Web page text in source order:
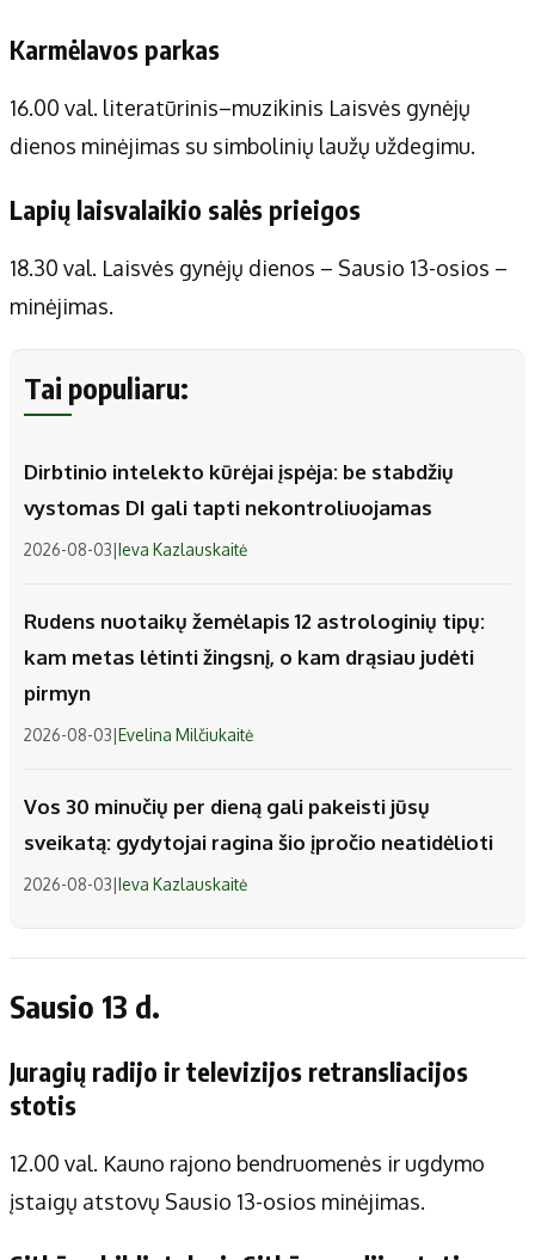
Karmėlavos parkas
16.00 val. literatūrinis–muzikinis Laisvės gynėjų
dienos minėjimas su simbolinių laužų uždegimu.
Lapių laisvalaikio salės prieigos
18.30 val. Laisvės gynėjų dienos – Sausio 13-osios –
minėjimas.
Tai populiaru:
Dirbtinio intelekto kūrėjai įspėja: be stabdžių
vystomas DI gali tapti nekontroliuojamas
2026-08-03|Ieva Kazlauskaitė
Rudens nuotaikų žemėlapis 12 astrologinių tipų:
kam metas lėtinti žingsnį, o kam drąsiau judėti
pirmyn
2026-08-03|Evelina Milčiukaitė
Vos 30 minučių per dieną gali pakeisti jūsų
sveikatą: gydytojai ragina šio įpročio neatidėlioti
2026-08-03|Ieva Kazlauskaitė
Sausio 13 d.
Juragių radijo ir televizijos retransliacijos
stotis
12.00 val. Kauno rajono bendruomenės ir ugdymo
įstaigų atstovų Sausio 13-osios minėjimas.